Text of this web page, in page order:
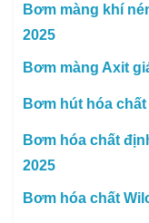
Bơm màng khí
2025
Bơm màng Axit
Bơm hút hóa
Bơm hóa chất
2025
Bơm hóa chất